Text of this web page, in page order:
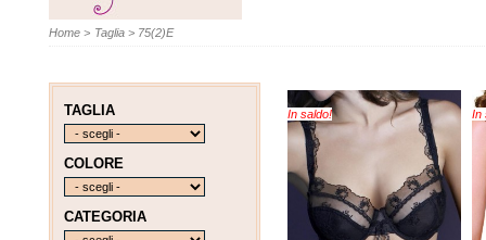
Home > Taglia > 75(2)E
In saldo! In
TAGLIA
COLORE
CATEGORIA